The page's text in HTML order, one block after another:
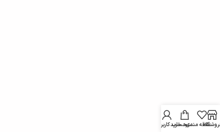
علاقه مندیسبد خرید
حساب کاربری من